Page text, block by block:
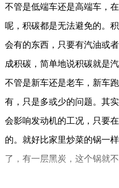
不管是低端车还是高端车，
呢，积碳都是无法避免的。
会有的东西，只要有汽油或
成积碳，简单地说积碳就是
不管是新车还是老车，新车
有，只是多或少的问题。其
会影响发动机的工况，只要
的。就好比家里炒菜的锅一
了，有一层黑炭，这个锅就不